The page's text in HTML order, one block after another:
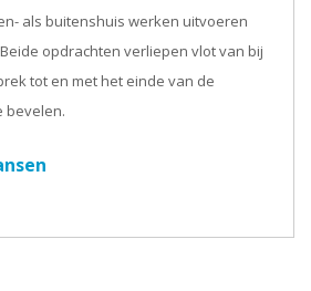
als buitenshuis werken uitvoeren
opdrachten verliepen vlot van bij
tot en met het einde van de
bevelen.